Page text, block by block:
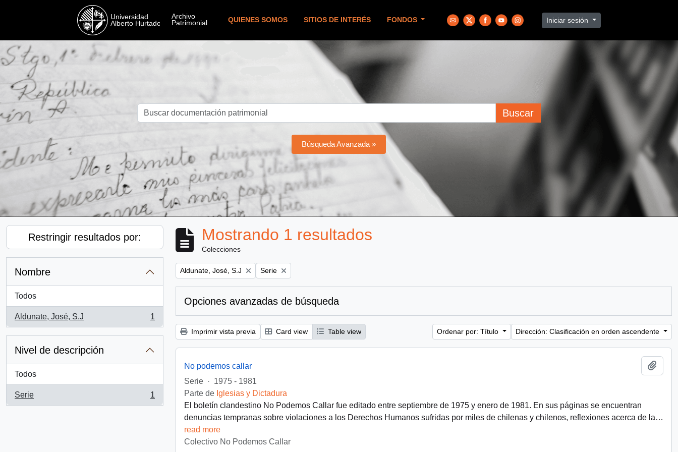
QUIENES SOMOS SITIOS DE INTERÉS FONDOS Iniciar sesión
Buscar
Búsqueda Avanzada »
Restringir resultados por:
Nombre
Todos
Aldunate, José, S.J
, 1 resultados
1
Nivel de descripción
Todos
Serie
, 1 resultados
1
Mostrando 1 resultados
Colecciones
Remove filter:
Aldunate, José, S.J Remove filter:
Serie
Opciones avanzadas de búsqueda
Imprimir vista previa Card view Table view Ordenar por: Título Dirección: Clasificación en orden ascendente
No podemos callar
Serie · 1975 - 1981
Parte de Iglesias y Dictadura
El boletín clandestino No Podemos Callar fue editado entre septiembre de 1975 y enero de 1981. En sus páginas se encuentran
denuncias tempranas sobre violaciones a los Derechos Humanos sufridas por miles de chilenas y chilenos, reflexiones acerca de la…
read more
Colectivo No Podemos Callar